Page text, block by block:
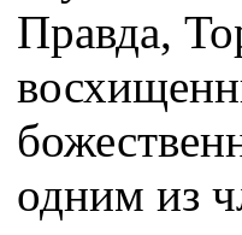
Правда,
одним из